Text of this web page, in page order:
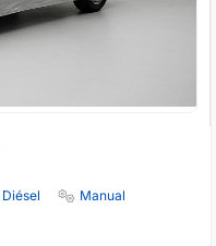
Diésel
Manual